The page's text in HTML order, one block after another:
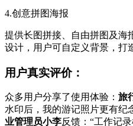
4.创意拼图海报
提供长图拼接、自由拼图及海
设计，用户可自定义背景，打
用户真实评价：
众多用户分享了使用体验： 旅
水印后，我的游记照片更有纪
业管理员小李反馈：“工作记